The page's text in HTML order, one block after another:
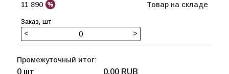
11 890 Товар на складе
< >
Промежуточный итог:
0 шт 0.00 RUB